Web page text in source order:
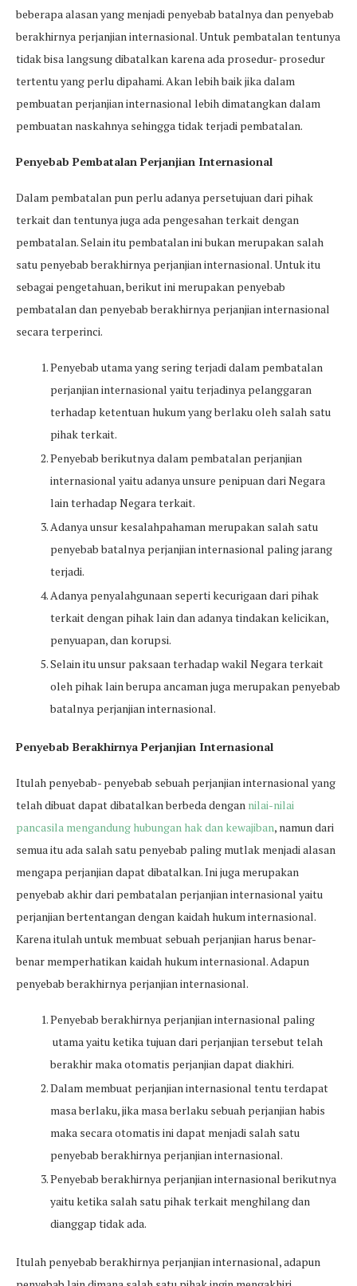
beberapa alasan yang menjadi penyebab batalnya dan penyebab
berakhirnya perjanjian internasional. Untuk pembatalan tentunya
tidak bisa langsung dibatalkan karena ada prosedur- prosedur
tertentu yang perlu dipahami. Akan lebih baik jika dalam
pembuatan perjanjian internasional lebih dimatangkan dalam
pembuatan naskahnya sehingga tidak terjadi pembatalan.
Penyebab Pembatalan Perjanjian Internasional
Dalam pembatalan pun perlu adanya persetujuan dari pihak
terkait dan tentunya juga ada pengesahan terkait dengan
pembatalan. Selain itu pembatalan ini bukan merupakan salah
satu penyebab berakhirnya perjanjian internasional. Untuk itu
sebagai pengetahuan, berikut ini merupakan penyebab
pembatalan dan penyebab berakhirnya perjanjian internasional
secara terperinci.
Penyebab utama yang sering terjadi dalam pembatalan
perjanjian internasional yaitu terjadinya pelanggaran
terhadap ketentuan hukum yang berlaku oleh salah satu
pihak terkait.
Penyebab berikutnya dalam pembatalan perjanjian
internasional yaitu adanya unsure penipuan dari Negara
lain terhadap Negara terkait.
Adanya unsur kesalahpahaman merupakan salah satu
penyebab batalnya perjanjian internasional paling jarang
terjadi.
Adanya penyalahgunaan seperti kecurigaan dari pihak
terkait dengan pihak lain dan adanya tindakan kelicikan,
penyuapan, dan korupsi.
Selain itu unsur paksaan terhadap wakil Negara terkait
oleh pihak lain berupa ancaman juga merupakan penyebab
batalnya perjanjian internasional.
Penyebab Berakhirnya Perjanjian Internasional
Itulah penyebab- penyebab sebuah perjanjian internasional yang
telah dibuat dapat dibatalkan berbeda dengan nilai-nilai
pancasila mengandung hubungan hak dan kewajiban, namun dari
semua itu ada salah satu penyebab paling mutlak menjadi alasan
mengapa perjanjian dapat dibatalkan. Ini juga merupakan
penyebab akhir dari pembatalan perjanjian internasional yaitu
perjanjian bertentangan dengan kaidah hukum internasional.
Karena itulah untuk membuat sebuah perjanjian harus benar-
benar memperhatikan kaidah hukum internasional. Adapun
penyebab berakhirnya perjanjian internasional.
Penyebab berakhirnya perjanjian internasional paling
utama yaitu ketika tujuan dari perjanjian tersebut telah
berakhir maka otomatis perjanjian dapat diakhiri.
Dalam membuat perjanjian internasional tentu terdapat
masa berlaku, jika masa berlaku sebuah perjanjian habis
maka secara otomatis ini dapat menjadi salah satu
penyebab berakhirnya perjanjian internasional.
Penyebab berakhirnya perjanjian internasional berikutnya
yaitu ketika salah satu pihak terkait menghilang dan
dianggap tidak ada.
Itulah penyebab berakhirnya perjanjian internasional, adapun